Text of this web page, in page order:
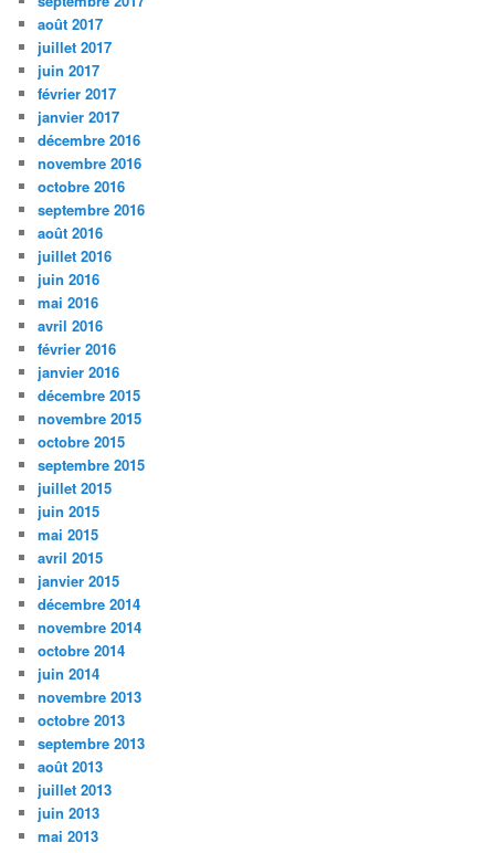
août 2017
juillet 2017
juin 2017
février 2017
janvier 2017
décembre 2016
novembre 2016
octobre 2016
septembre 2016
août 2016
juillet 2016
juin 2016
mai 2016
avril 2016
février 2016
janvier 2016
décembre 2015
novembre 2015
octobre 2015
septembre 2015
juillet 2015
juin 2015
mai 2015
avril 2015
janvier 2015
décembre 2014
novembre 2014
octobre 2014
juin 2014
novembre 2013
octobre 2013
septembre 2013
août 2013
juillet 2013
juin 2013
mai 2013